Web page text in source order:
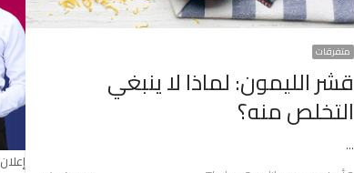
متفرقات
قشر الليمون: لماذا لا ينبغي
التخلص منه؟
…
إعلان